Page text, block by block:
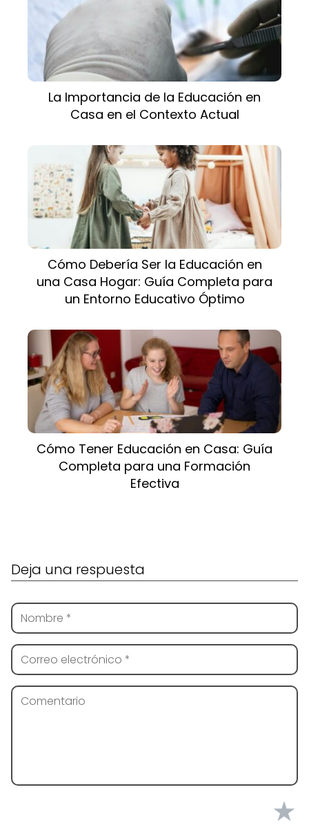
La Importancia de la Educación en
Casa en el Contexto Actual
Cómo Debería Ser la Educación en
una Casa Hogar: Guía Completa para
un Entorno Educativo Óptimo
Cómo Tener Educación en Casa: Guía
Completa para una Formación
Efectiva
Deja una respuesta
★